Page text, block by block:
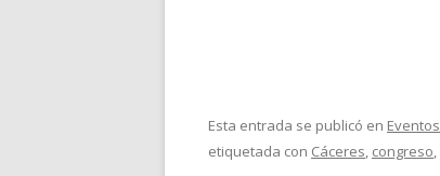
Esta entrada se publicó en Eventos
etiquetada con Cáceres, congreso,